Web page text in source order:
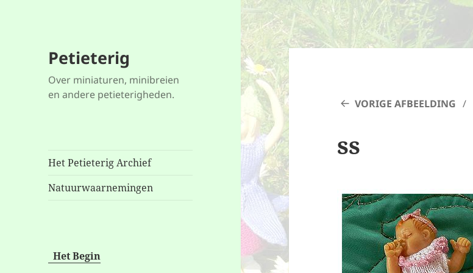
Petieterig
Over miniaturen, minibreien
en andere petieterigheden.
Het Petieterig Archief
Natuurwaarnemingen
Het Begin
VORIGE AFBEELDING
ss